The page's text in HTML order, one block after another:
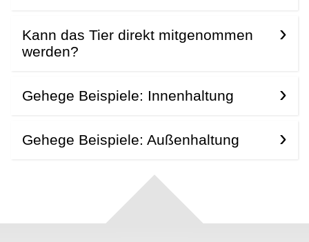
Kann das Tier direkt mitgenommen
werden?
Gehege Beispiele: Innenhaltung
Gehege Beispiele: Außenhaltung